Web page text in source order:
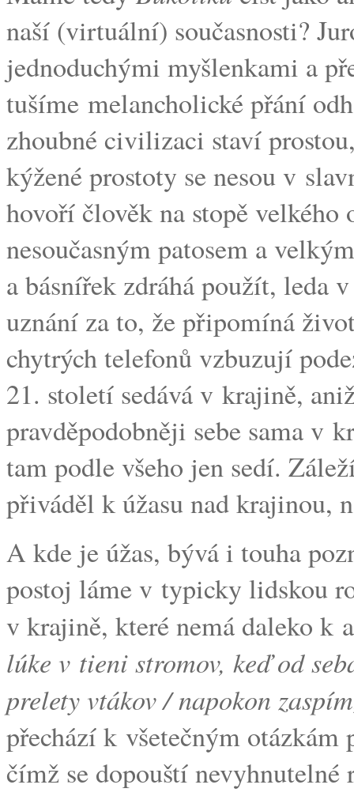
naší (virtuální) současnosti?
jednoduchými myšlenkami a
tušíme melancholické přání
zhoubné civilizaci staví
kýžené prostoty se nesou v
hovoří člověk na stopě
nesoučasným patosem a
a básnířek zdráhá použít, leda
uznání za to, že připomíná
chytrých telefonů vzbuzují
21. století sedává v krajině,
pravděpodobněji sebe sama v
tam podle všeho jen sedí.
přiváděl k úžasu nad krajinou,
A kde je úžas, bývá i touha
postoj láme v typicky lidskou
v krajině, které nemá daleko k
lúke v tieni stromov, keď od
prelety vtákov / napokon
přechází k všetečným otázkám
čímž se dopouští